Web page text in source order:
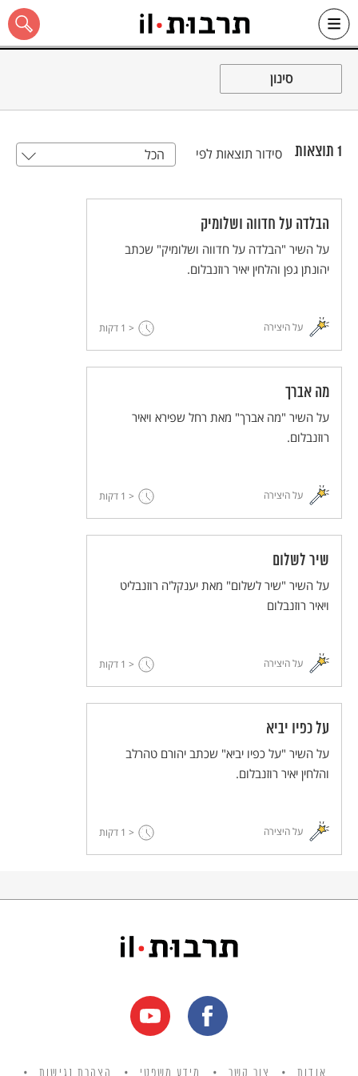
Skip
כל האתר
סינון
1 תוצאות סידור תוצאות לפי הכל
הבלדה על חדווה ושלומיק
על השיר "הבלדה על חדווה ושלומיק" שכתב
יהונתן גפן והלחין יאיר רוזנבלום.
על היצירה < 1 דקות
מה אברך
על השיר "מה אברך" מאת רחל שפירא ויאיר
רוזנבלום.
על היצירה < 1 דקות
שיר לשלום
על השיר "שיר לשלום" מאת יענקל'ה רוזנבליט
ויאיר רוזנבלום
על היצירה < 1 דקות
על כפיו יביא
על השיר "על כפיו יביא" שכתב יהורם טהרלב
והלחין יאיר רוזנבלום.
על היצירה < 1 דקות